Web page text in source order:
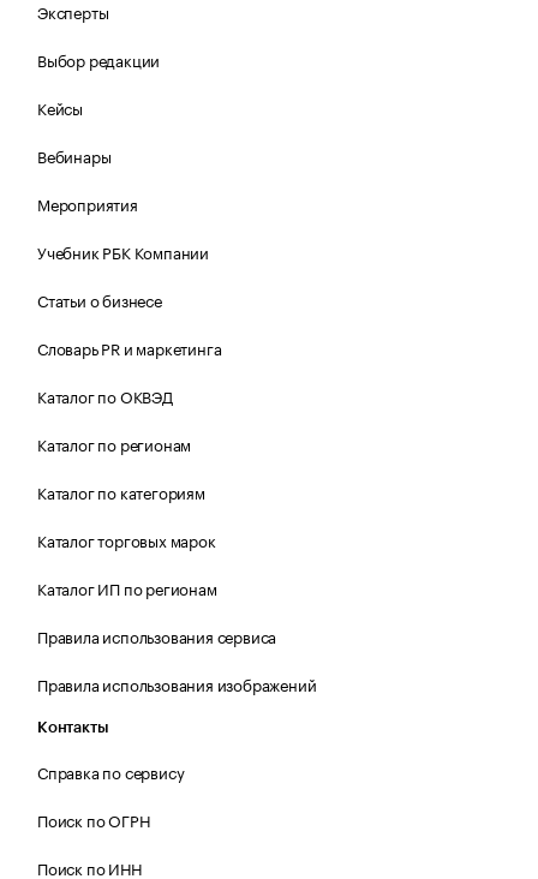
Эксперты
Выбор редакции
Кейсы
Вебинары
Мероприятия
Учебник РБК Компании
Статьи о бизнесе
Словарь PR и маркетинга
Каталог по ОКВЭД
Каталог по регионам
Каталог по категориям
Каталог торговых марок
Каталог ИП по регионам
Правила использования сервиса
Правила использования изображений
Контакты
Справка по сервису
Поиск по ОГРН
Поиск по ИНН